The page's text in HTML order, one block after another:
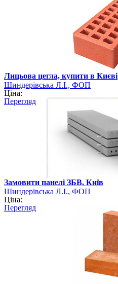
Лицьова цегла, купити в Києві
Шиндерівська Л.І., ФОП
Ціна:
Перегляд
Замовити панелі ЗБВ, Київ
Шиндерівська Л.І., ФОП
Ціна:
Перегляд